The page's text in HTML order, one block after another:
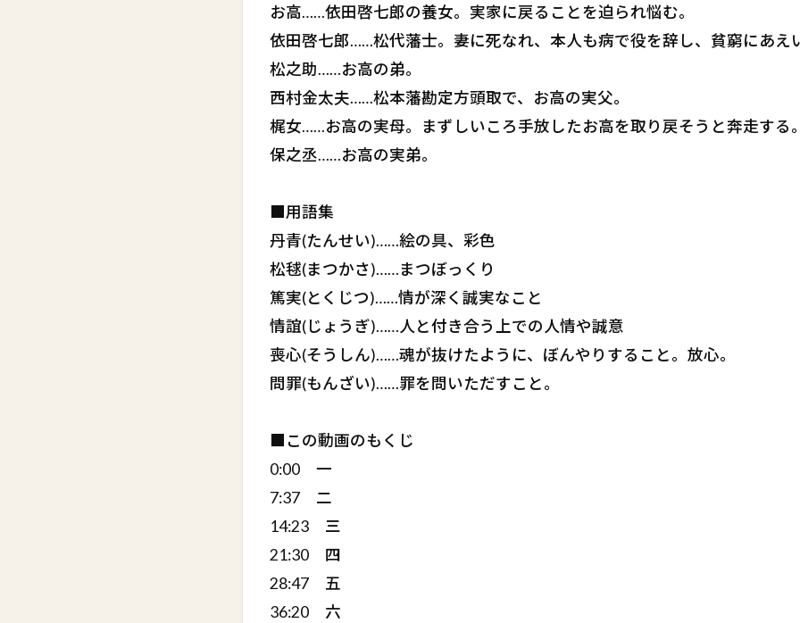
お高……依田啓七郎の養女。実家に戻ることを迫られ悩む。
依田啓七郎……松代藩士。妻に死なれ、本人も病で役を辞し、貧窮にあえ
松之助……お高の弟。
西村金太夫……松本藩勘定方頭取で、お高の実父。
梶女……お高の実母。まずしいころ手放したお高を取り戻そうと奔走する
保之丞……お高の実弟。
■用語集
丹青(たんせい)……絵の具、彩色
松毬(まつかさ)……まつぼっくり
篤実(とくじつ)……情が深く誠実なこと
情誼(じょうぎ)……人と付き合う上での人情や誠意
喪心(そうしん)……魂が抜けたように、ぼんやりすること。放心。
問罪(もんざい)……罪を問いただすこと。
■この動画のもくじ
0:00 一
7:37 二
14:23 三
21:30 四
28:47 五
36:20 六